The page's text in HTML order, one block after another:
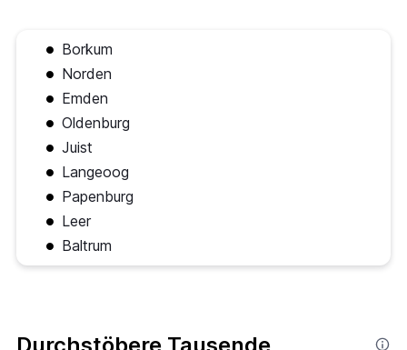
Borkum
Norden
Emden
Oldenburg
Juist
Langeoog
Papenburg
Leer
Baltrum